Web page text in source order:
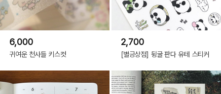
6,000
귀여운 천사들 키스컷
2,700
[별긍상점] 뒹굴 판다 유테 스티커